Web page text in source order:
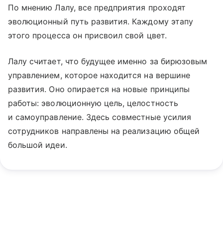
По мнению Лалу, все предприятия проходят
эволюционный путь развития. Каждому этапу
этого процесса он присвоил свой цвет.
Лалу считает, что будущее именно за бирюзовым
управлением, которое находится на вершине
развития. Оно опирается на новые принципы
работы: эволюционную цель, целостность
и самоуправление. Здесь совместные усилия
сотрудников направлены на реализацию общей
большой идеи.